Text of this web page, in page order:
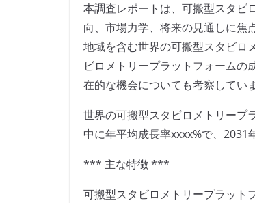
本調査レポートは、可搬型スタビ
向、市場力学、将来の見通しに焦
地域を含む世界の可搬型スタビロ
ビロメトリープラットフォーム
在的な機会についても考察していま
世界の可搬型スタビロメトリープ
中に年平均成長率xxxx%で、2031
*** 主な特徴 ***
可搬型スタビロメトリープラット